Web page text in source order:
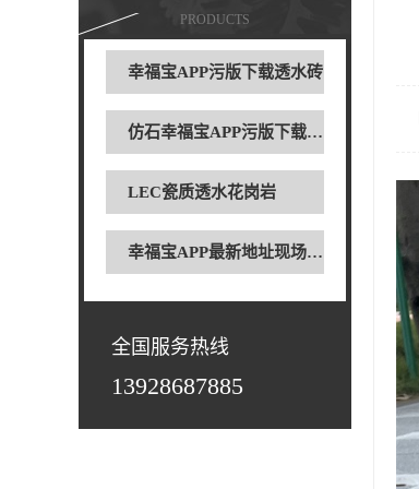
PRODUCTS
幸福宝APP污版下载透水砖
仿石幸福宝APP污版下载透水砖
LEC瓷质透水花岗岩
幸福宝APP最新地址现场案例
全国服务热线
13928687885